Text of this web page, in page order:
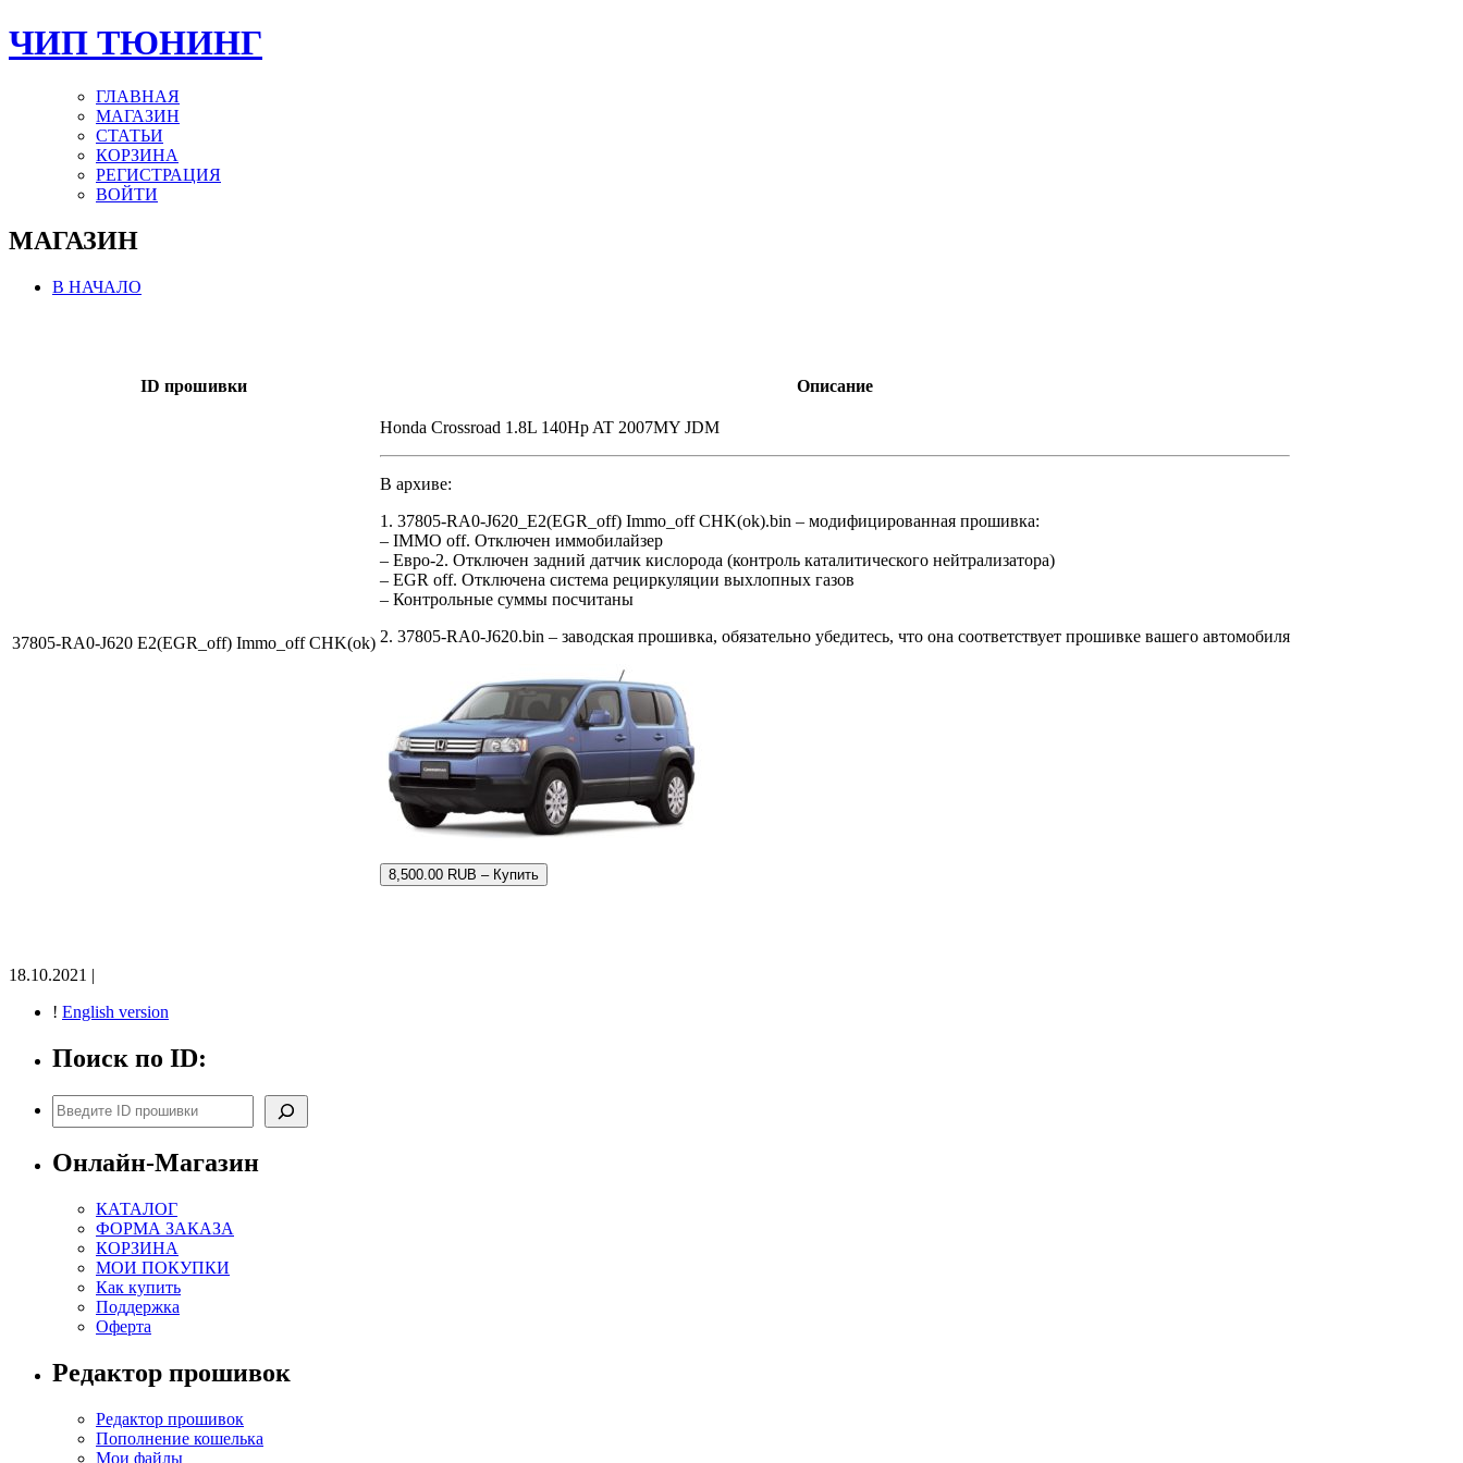
ЧИП ТЮНИНГ
ГЛАВНАЯ
МАГАЗИН
СТАТЬИ
КОРЗИНА
РЕГИСТРАЦИЯ
ВОЙТИ
МАГАЗИН
В НАЧАЛО
ID прошивки Описание
37805-RA0-J620 E2(EGR_off) Immo_off CHK(ok)
Honda Crossroad 1.8L 140Hp AT 2007MY JDM
В архиве:
1. 37805-RA0-J620_E2(EGR_off) Immo_off CHK(ok).bin – модифицированная прошивка:
– IMMO off. Отключен иммобилайзер
– Евро-2. Отключен задний датчик кислорода (контроль каталитического нейтрализатора)
– EGR off. Отключена система рециркуляции выхлопных газов
– Контрольные суммы посчитаны
2. 37805-RA0-J620.bin – заводская прошивка, обязательно убедитесь, что она соответствует прошивке вашего автомобиля
8,500.00 RUB – Купить
18.10.2021 |
! English version
Поиск по ID:
Поиск
Онлайн-Магазин
КАТАЛОГ
ФОРМА ЗАКАЗА
КОРЗИНА
МОИ ПОКУПКИ
Как купить
Поддержка
Оферта
Редактор прошивок
Редактор прошивок
Пополнение кошелька
Мои файлы